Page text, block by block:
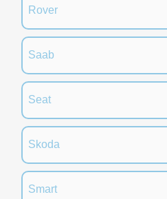
Rover
Saab
Seat
Skoda
Smart